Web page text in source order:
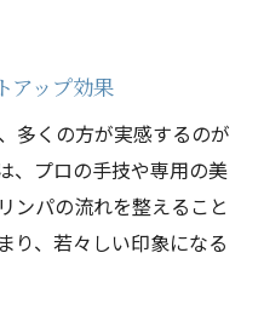
アップ効果
多くの方が実感するのが
、プロの手技や専用の美
ンパの流れを整えること
り、若々しい印象になる